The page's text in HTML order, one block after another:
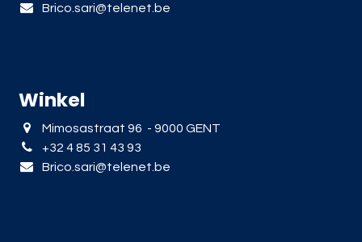
Brico.sari@telenet.be
Winkel
Mimosastraat 96 - 9000 GENT
+32 4 85 31 43 93
Brico.sari@telenet.be